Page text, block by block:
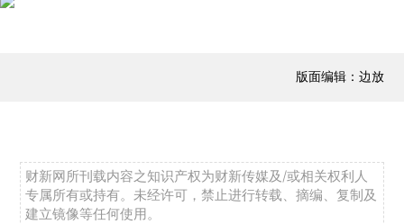
版面编辑：边放
财新网所刊载内容之知识产权为财新传媒及/或相关权利人
专属所有或持有。未经许可，禁止进行转载、摘编、复制及
建立镜像等任何使用。